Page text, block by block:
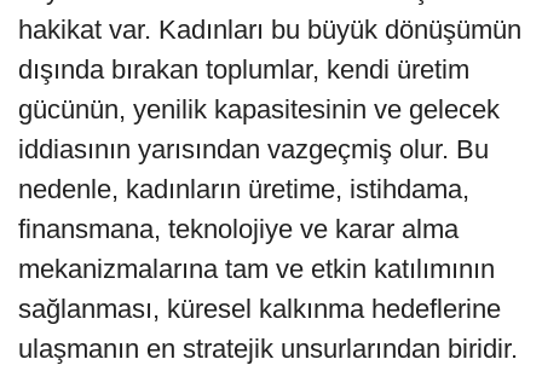
hakikat var. Kadınları bu büyük dönüşümün
dışında bırakan toplumlar, kendi üretim
gücünün, yenilik kapasitesinin ve gelecek
iddiasının yarısından vazgeçmiş olur. Bu
nedenle, kadınların üretime, istihdama,
finansmana, teknolojiye ve karar alma
mekanizmalarına tam ve etkin katılımının
sağlanması, küresel kalkınma hedeflerine
ulaşmanın en stratejik unsurlarından biridir.